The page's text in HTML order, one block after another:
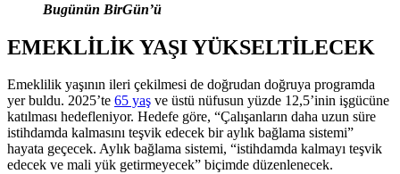
Bugünün BirGün’ü
EMEKLİLİK YAŞI YÜKSELTİLECEK
Emeklilik yaşının ileri çekilmesi de doğrudan doğruya programda
yer buldu. 2025’te 65 yaş ve üstü nüfusun yüzde 12,5’inin işgücüne
katılması hedefleniyor. Hedefe göre, “Çalışanların daha uzun süre
istihdamda kalmasını teşvik edecek bir aylık bağlama sistemi”
hayata geçecek. Aylık bağlama sistemi, “istihdamda kalmayı teşvik
edecek ve mali yük getirmeyecek” biçimde düzenlenecek.